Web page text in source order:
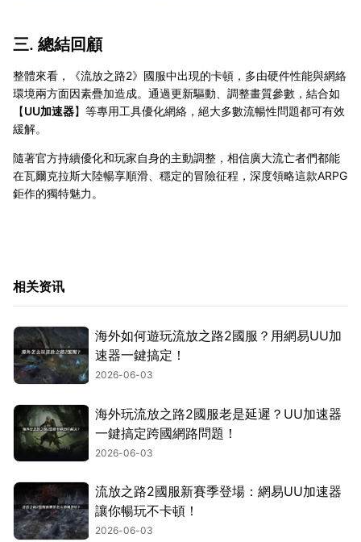
三. 總結回顧
整體來看，《流放之路2》國服中出現的卡頓，多由硬件性能與網絡
環境兩方面因素疊加造成。通過更新驅動、調整畫質參數，結合如
【UU加速器】等專用工具優化網絡，絕大多數流暢性問題都可有效
緩解。
隨著官方持續優化和玩家自身的主動調整，相信廣大流亡者們都能
在瓦爾克拉斯大陸暢享順滑、穩定的冒險征程，深度領略這款ARPG
鉅作的獨特魅力。
相关资讯
海外如何遊玩流放之路2國服？用網易UU加
速器一鍵搞定！
2026-06-03
海外玩流放之路2國服老是延遲？UU加速器
一鍵搞定跨國網路問題！
2026-06-03
流放之路2國服新賽季登場：網易UU加速器
讓你暢玩不卡頓！
2026-06-03